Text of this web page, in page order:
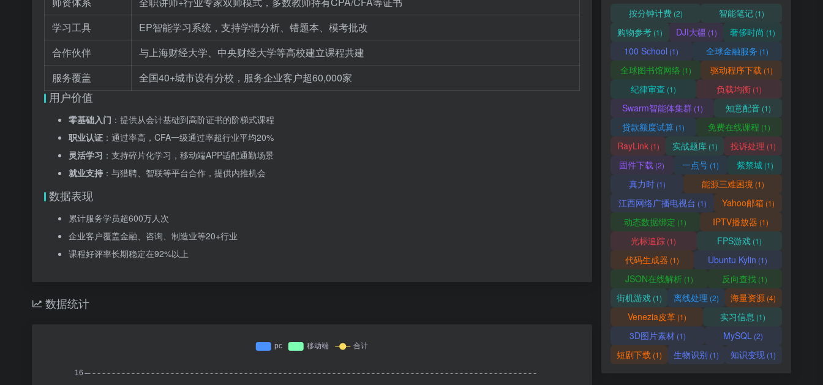
学习工具
EP智能学习系统，支持学情分析、错题本、模考批改
合作伙伴
与上海财经大学、中央财经大学等高校建立课程共建
服务覆盖
全国40+城市设有分校，服务企业客户超60,000家
用户价值
零基础入门 ：提供从会计基础到高阶证书的阶梯式课程
职业认证 ：通过率高，CFA一级通过率超行业平均20%
灵活学习 ：支持碎片化学习，移动端APP适配通勤场景
就业支持 ：与猎聘、智联等平台合作，提供内推机会
数据表现
累计服务学员超600万人次
企业客户覆盖金融、咨询、制造业等20+行业
课程好评率长期稳定在92%以上
数据统计
按分钟计费(2) 智能笔记(1)
购物参考(1) DJI大疆 (1) 奢侈时尚 (1)
100 School (1) 全球金融服务 (1)
全球图书馆网络 (1) 驱动程序下载 (1)
纪律审查 (1) 负载均衡 (1)
Swarm智能体集群(1) 知意配音(1)
贷款额度试算 (1) 免费在线课程 (1)
RayLink(1) 实战题库(1) 投诉处理 (1)
固件下载 (2) 一点号 (1) 紫禁城(1)
真力时(1) 能源三难困境 (1)
江西网络广播电视台 (1) Yahoo邮箱 (1)
动态数据绑定 (1) IPTV播放器 (1)
光标追踪 (1) FPS游戏(1)
代码生成器 (1) Ubuntu Kylin (1)
JSON在线解析(1) 反向查找 (1)
街机游戏(1) 离线处理 (2) 海量资源 (4)
Venezia皮革(1) 实习信息 (1)
3D图片素材(1) MySQL (2)
短剧下载 (1) 生物识别 (1) 知识变现 (1)